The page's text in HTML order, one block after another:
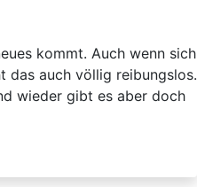
kommt. Auch wenn sich
das auch völlig reibungslos.
wieder gibt es aber doch